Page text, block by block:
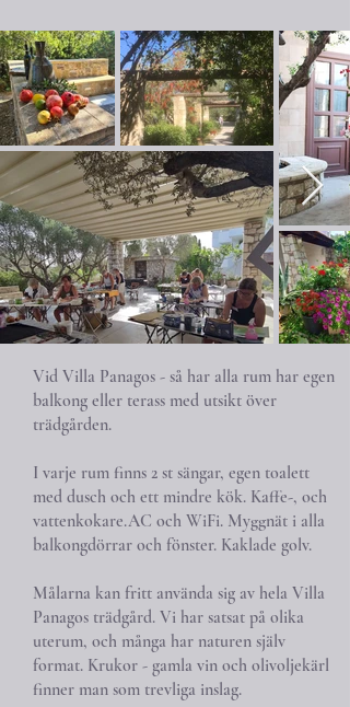
Vid Villa Panagos - så har alla rum har egen
balkong eller terass med utsikt över
trädgården.
I varje rum finns 2 st sängar, egen toalett
med dusch och ett mindre kök. Kaffe-, och
vattenkokare.AC och WiFi. Myggnät i alla
balkongdörrar och fönster. Kaklade golv.
Målarna kan fritt använda sig av hela Villa
Panagos trädgård. Vi har satsat på olika
uterum, och många har naturen själv
format. Krukor - gamla vin och olivoljekärl
finner man som trevliga inslag.